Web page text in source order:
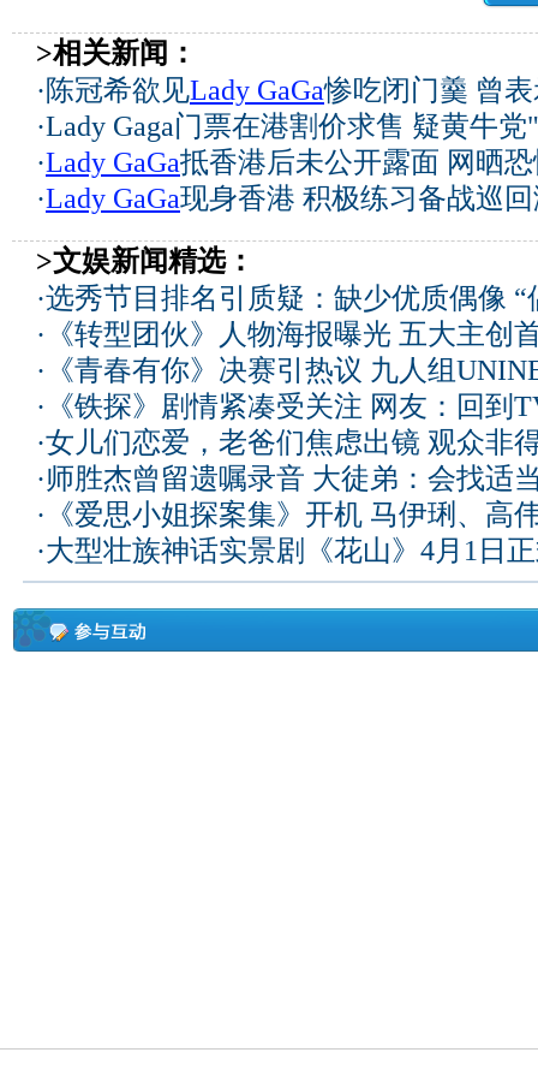
>相关新闻：
· 陈冠希欲见Lady GaGa惨吃闭门羹 曾
·Lady Gaga门票在港割价求售 疑黄牛
·Lady GaGa抵香港后未公开露面 网晒
·Lady GaGa现身香港 积极练习备战巡
>文娱新闻精选：
·选秀节目排名引质疑：缺少优质偶像 “
· 《转型团伙》人物海报曝光 五大主创
· 《青春有你》决赛引热议 九人组
· 《铁探》剧情紧凑受关注 网友：回到
·女儿们恋爱，老爸们焦虑出镜 观众非
·师胜杰曾留遗嘱录音 大徒弟：会找适
· 《爱思小姐探案集》开机 马伊琍、高
·大型壮族神话实景剧《花山》4月1日